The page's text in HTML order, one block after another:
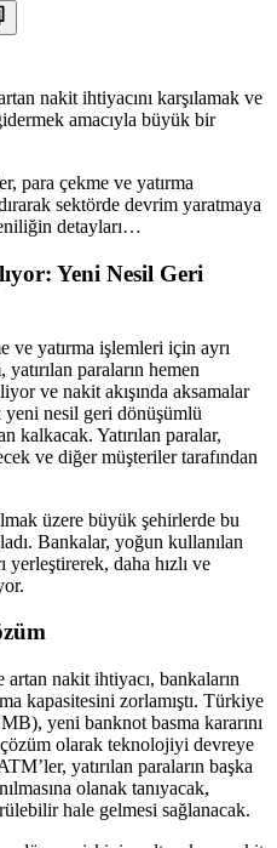
nakit ihtiyacını karşılamak ve
amacıyla büyük bir
para çekme ve yatırma
sektörde devrim yaratmaya
detayları…
Yeni Nesil Geri
ve yatırma işlemleri için ayrı
paraların hemen
ve nakit akışında aksamalar
yeni nesil geri dönüşümlü
kalkacak. Yatırılan paralar,
ve diğer müşteriler tarafından
üzere büyük şehirlerde bu
Bankalar, yoğun kullanılan
daha hızlı ve
nakit ihtiyacı, bankaların
kapasitesini zorlamıştı. Türkiye
yeni banknot basma kararını
olarak teknolojiyi devreye
yatırılan paraların başka
olanak tanıyacak,
hale gelmesi sağlanacak.